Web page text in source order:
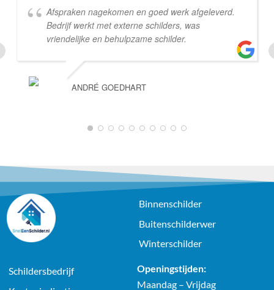
Afspraken nagekomen en goed werk afgeleverd.
Bedrijf werkt met externe schilders, was
vriendelijke en behulpzame schilder.
ANDRÉ GOEDHART
Binnenschilder
Buitenschilderwer
Winterschilder
Schildersbedrijf
Openingstijden:
Maandag – Vrijdag